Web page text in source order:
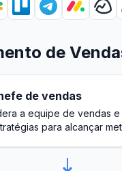
de
de vendas
a equipe de vendas
para alcançar